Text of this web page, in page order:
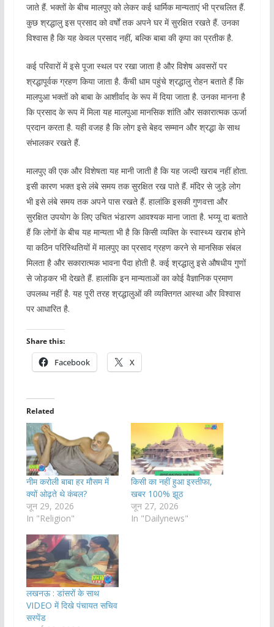
जाते हैं. भक्तों के बीच मालपुए को लेकर कई धार्मिक मान्यताएं भी प्रचलित हैं.
कुछ श्रद्धालु इस प्रसाद को वर्षों तक अपने घर में सुरक्षित रखते हैं. उनका
विश्वास है कि यह केवल प्रसाद नहीं, बल्कि बाबा की कृपा का प्रतीक है.
कई परिवारों में इसे पूजा स्थल पर रखा जाता है और विशेष अवसरों पर
श्रद्धापूर्वक ग्रहण किया जाता है. कैंची धाम पहुंचे श्रद्धालु रोहन बताते हैं कि
मालपुआ भक्तों को बाबा के आशीर्वाद के रूप में दिया जाता है. उनका मानना है
कि प्रसाद के रूप में मिला यह मालपुआ मानसिक शांति और सकारात्मक ऊर्जा
प्रदान करता है. यही वजह है कि लोग इसे बेहद सम्मान और श्रद्धा के साथ
संभालकर रखते हैं.
मालपुए की एक और विशेषता यह मानी जाती है कि यह जल्दी खराब नहीं होता.
इसी कारण भक्त इसे लंबे समय तक सुरक्षित रख पाते हैं. मंदिर से जुड़े लोग
भी इसे लंबे समय तक अपने पास रखते हैं. हालांकि इसकी गुणवत्ता और
सुरक्षित उपयोग के लिए उचित भंडारण आवश्यक माना जाता है. भय्यू दा बताते
हैं कि लोगों के बीच यह मान्यता भी है कि किसी व्यक्ति के स्वास्थ्य खराब होने
या कठिन परिस्थितियों में मालपुए का प्रसाद ग्रहण करने से मानसिक संबल
मिलता है और सकारात्मक भावना पैदा होती है. कई श्रद्धालु इसे औषधीय गुणों
से जोड़कर भी देखते हैं. हालांकि इन मान्यताओं का कोई वैज्ञानिक प्रमाण
उपलब्ध नहीं है. यह पूरी तरह श्रद्धालुओं की व्यक्तिगत आस्था और विश्वास
पर आधारित है.
Share this:
Facebook X
Related
नीम करोली बाबा हर मौसम में
क्यों ओढ़ते थे कंबल?
जून 29, 2026
In "Religion"
किसी का नहीं हुआ इस्तीफा,
खबर 100% झूठ
जून 27, 2026
In "Dailynews"
लखनऊ : डांसरों के साथ
VIDEO में दिखे पंचायत सचिव
सस्पेंड